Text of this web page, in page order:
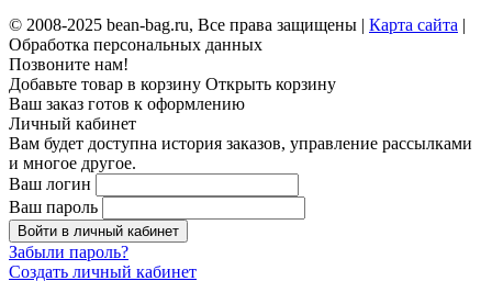
© 2008-2025 bean-bag.ru, Все права защищены | Карта сайта |
Обработка персональных данных
Позвоните нам!
Добавьте товар в корзину Открыть корзину
Ваш заказ готов к оформлению
Личный кабинет
Вам будет доступна история заказов, управление рассылками
и многое другое.
Ваш логин
Ваш пароль
Войти в личный кабинет
Забыли пароль?
Создать личный кабинет